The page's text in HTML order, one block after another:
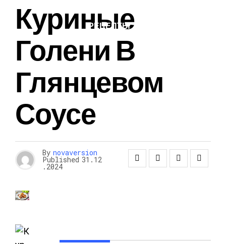
РЕЦЕПТЫ
Куриные
Голени В
Глянцевом
Соусе
By novaversion
Published 31.12
.2024